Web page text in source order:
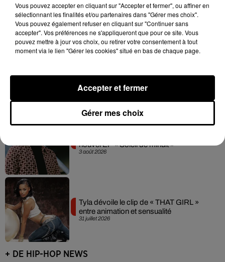
4 août 2026
Josh Levi dévoile « Swerve »
4 août 2026
sa tournée mondiale
3 août 2026
nouvel EP « Soleil de minuit »
31 juillet 2026
Tyla dévoile le clip de « THAT GIRL »
entre animation et sensualité
+ DE HIP-HOP NEWS
Vous pouvez accepter en cliquant sur "Accepter et fermer", ou affiner en
sélectionnant les finalités et/ou partenaires dans "Gérer mes choix".
Vous pouvez également refuser en cliquant sur "Continuer sans
accepter". Vos préférences ne s'appliqueront que pour ce site. Vous
pouvez mettre à jour vos choix, ou retirer votre consentement à tout
moment via le lien "Gérer les cookies" situé en bas de chaque page.
Gérer mes choix
Accepter et fermer